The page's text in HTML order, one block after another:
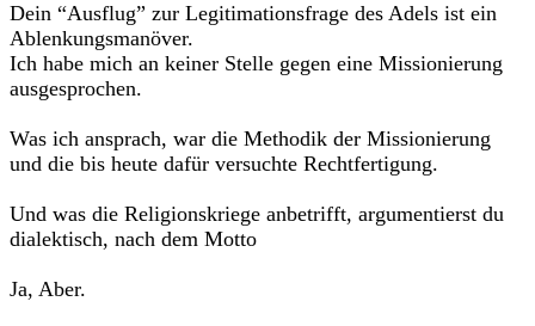
Dein “Ausflug” zur Legitimationsfrage des Adels ist ein
Ablenkungsmanöver.
Ich habe mich an keiner Stelle gegen eine Missionierung
ausgesprochen.
Was ich ansprach, war die Methodik der Missionierung
und die bis heute dafür versuchte Rechtfertigung.
Und was die Religionskriege anbetrifft, argumentierst du
dialektisch, nach dem Motto
Ja, Aber.